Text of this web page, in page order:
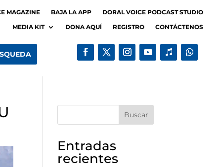
MAGAZINE BAJA LA APP
DORAL VOICE PODCAST STUDIO
MEDIA KIT
DONA AQUÍ REGISTRO CONTÁCTENOS
Buscar
Entradas
recientes